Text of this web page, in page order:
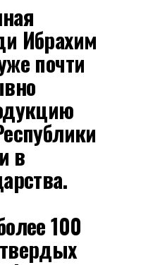
Ибрахим
почти
в
100